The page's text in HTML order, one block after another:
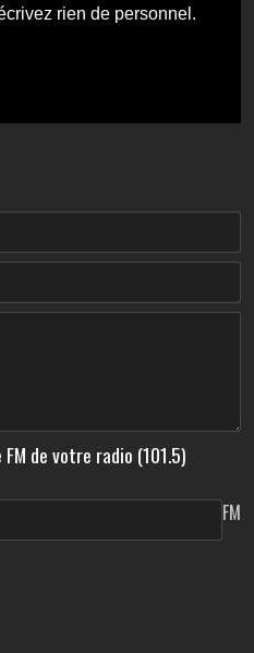
de votre radio (101.5)
FM